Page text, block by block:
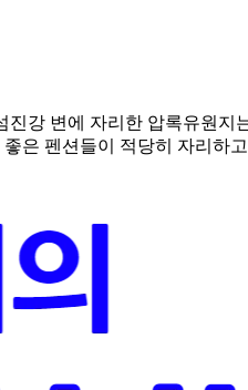
강 변에 자리한 압록유원
은 펜션들이 적당히 자리하